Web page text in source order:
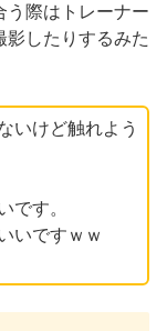
う際はトレーナー
影したりするみた
いけど触れよう
です。
いですｗｗ